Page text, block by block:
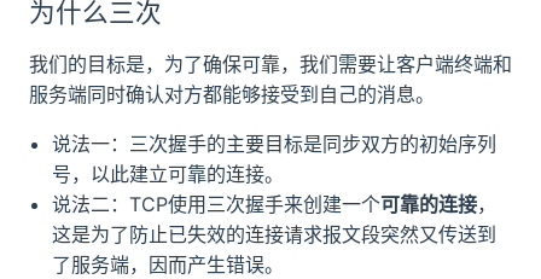
为什么三次
我们的目标是，为了确保可靠，我们需要让客户端终端和
服务端同时确认对方都能够接受到自己的消息。
说法一：三次握手的主要目标是同步双方的初始序列
号，以此建立可靠的连接。
说法二：TCP使用三次握手来创建一个可靠的连接，
这是为了防止已失效的连接请求报文段突然又传送到
了服务端，因而产生错误。